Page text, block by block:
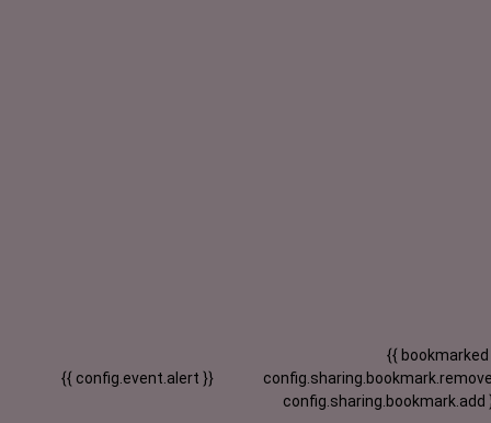
{{ config.event.alert }}
{{ bookmarked
config.sharing.bookmark.add